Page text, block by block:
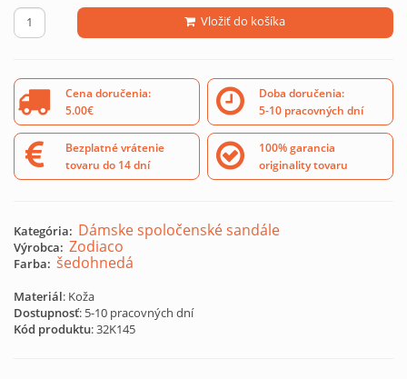
Vložiť do košíka
Cena doručenia:
5.00€
Doba doručenia:
5-10 pracovných dní
Bezplatné vrátenie
tovaru do 14 dní
100% garancia
originality tovaru
Kategória: Dámske spoločenské sandále
Výrobca: Zodiaco
Farba: šedohnedá
Materiál: Koža
Dostupnosť: 5-10 pracovných dní
Kód produktu:32K145